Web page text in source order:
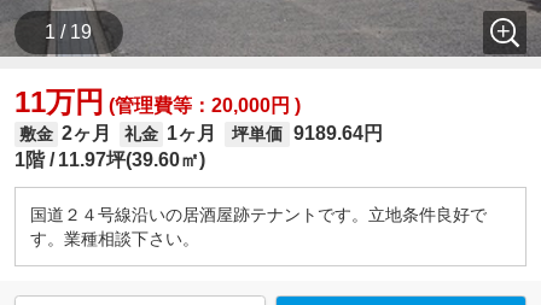
1 / 19
11万円 (管理費等：20,000円 )
敷金 2ヶ月 礼金 1ヶ月 坪単価 9189.64円
1階
11.97坪(39.60㎡)
国道２４号線沿いの居酒屋跡テナントです。立地条件良好で
す。業種相談下さい。